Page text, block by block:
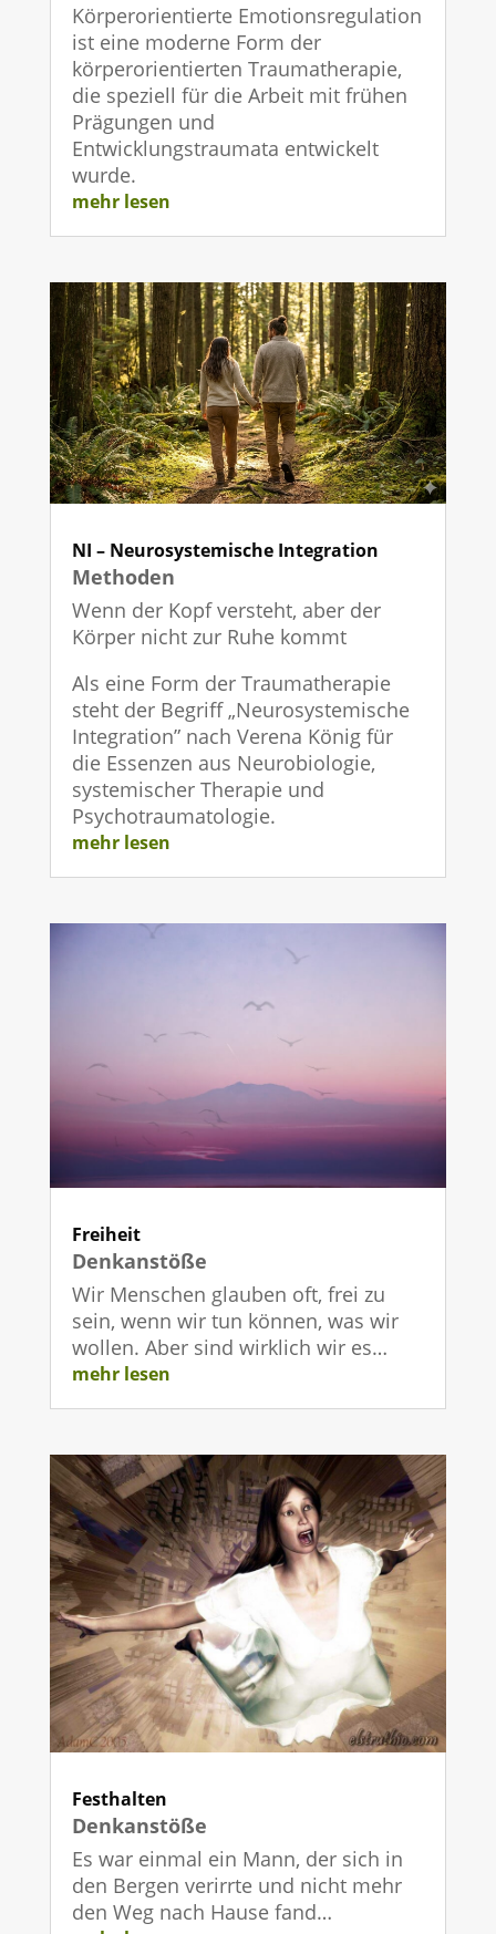
Körperorientierte Emotionsregulation
ist eine moderne Form der
körperorientierten Traumatherapie,
die speziell für die Arbeit mit frühen
Prägungen und
Entwicklungstraumata entwickelt
wurde.
mehr lesen
NI – Neurosystemische Integration
Methoden
Wenn der Kopf versteht, aber der
Körper nicht zur Ruhe kommt
Als eine Form der Traumatherapie
steht der Begriff „Neurosystemische
Integration” nach Verena König für
die Essenzen aus Neurobiologie,
systemischer Therapie und
Psychotraumatologie.
mehr lesen
Freiheit
Denkanstöße
Wir Menschen glauben oft, frei zu
sein, wenn wir tun können, was wir
wollen. Aber sind wirklich wir es…
mehr lesen
Festhalten
Denkanstöße
Es war einmal ein Mann, der sich in
den Bergen verirrte und nicht mehr
den Weg nach Hause fand…